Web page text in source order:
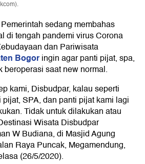
Pemerintah sedang membahas
di tengah pandemi virus Corona
dan Pariwisata
Bogoringin agar panti pijat, spa,
beroperasi saat new normal.
kami, Disbudpar, kalau seperti
SPA, dan panti pijat kami lagi
Tidak untuk dilakukan atau
Wisata Disbudpar
W Budiana, di Masjid Agung
Raya Puncak, Megamendung,
(26/5/2020).